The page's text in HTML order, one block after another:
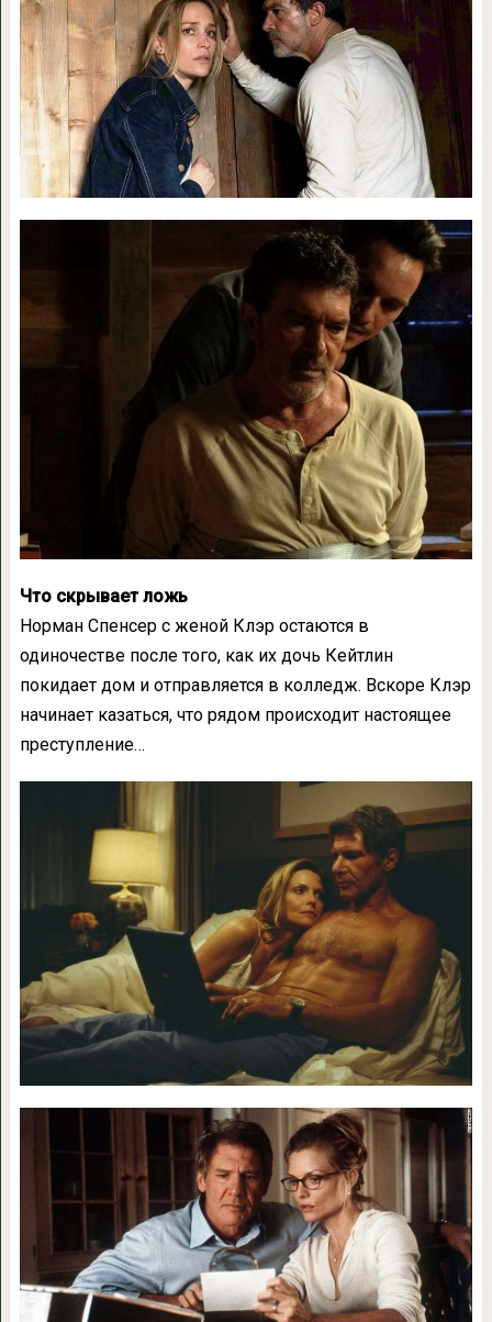
Что скрывает ложь
Норман Спенсер с женой Клэр остаются в
одиночестве после того, как их дочь Кейтлин
покидает дом и отправляется в колледж. Вскоре Клэр
начинает казаться, что рядом происходит настоящее
преступление…